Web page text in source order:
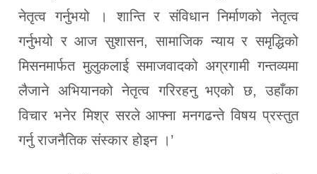
नेतृत्व गर्नुभयो । शान्ति र संविधान निर्माणको नेतृत्व
गर्नुभयो र आज सुशासन, सामाजिक न्याय र समृद्धिको
मिसनमार्फत मुलुकलाई समाजवादको अग्रगामी गन्तव्यमा
लैजाने अभियानको नेतृत्व गरिरहनु भएको छ, उहाँका
विचार भनेर मिश्र सरले आफ्ना मनगढन्ते विषय प्रस्तुत
गर्नु राजनैतिक संस्कार होइन ।’